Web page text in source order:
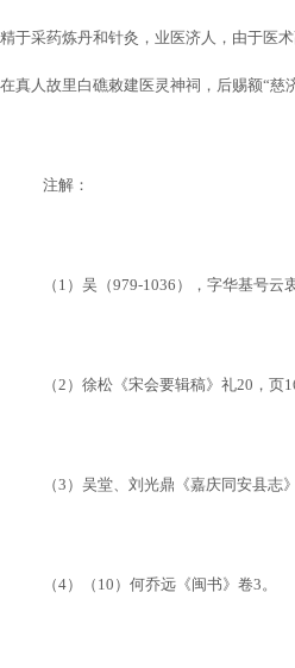
精于采药炼丹和针灸，业医济人，由于医
在真人故里白礁敕建医灵神祠，后赐额“
注解：
（ 1 ）吴（979-1036 ），字华基号云
（2 ）徐松《宋会要辑稿》礼20 ，页
（3 ）吴堂、刘光鼎《嘉庆同安县志
（4）（ 10 ）何乔远《闽书》卷3。